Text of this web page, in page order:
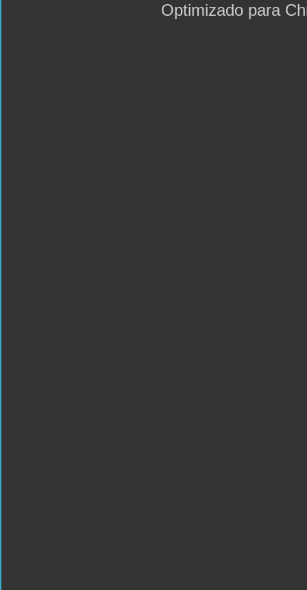
Optimizado para